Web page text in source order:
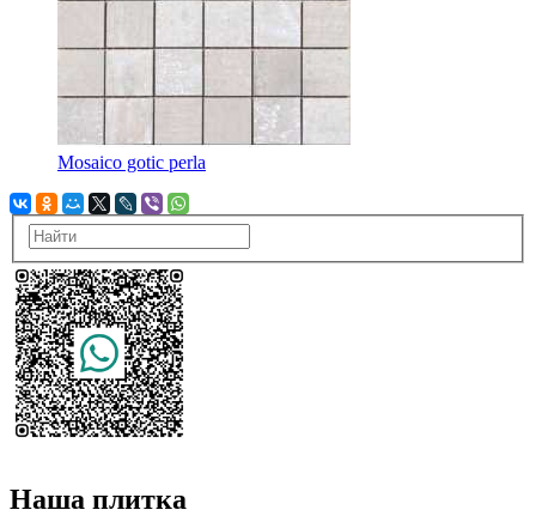
Mosaico gotic perla
Наша плитка